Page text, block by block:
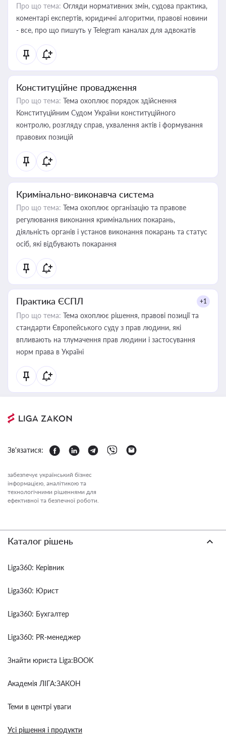
Про що тема: Огляди нормативних змін, судова практика,
коментарі експертів, юридичні алгоритми, правові новини
- все, про що пишуть у Telegram каналах для адвокатів
Конституційне провадження
Про що тема: Тема охоплює порядок здійснення
Конституційним Судом України конституційного
контролю, розгляду справ, ухвалення актів і формування
правових позицій
Кримінально-виконавча система
Про що тема: Тема охоплює організацію та правове
регулювання виконання кримінальних покарань,
діяльність органів і установ виконання покарань та статус
осіб, які відбувають покарання
Практика ЄСПЛ +1
Про що тема: Тема охоплює рішення, правові позиції та
стандарти Європейського суду з прав людини, які
впливають на тлумачення прав людини і застосування
норм права в Україні
Зв'язатися:
забезпечує український бізнес
інформацією, аналітикою та
технологічними рішеннями для
ефективної та безпечної роботи.
Каталог рішень
Liga360: Керівник
Liga360: Юрист
Liga360: Бухгалтер
Liga360: PR-менеджер
Знайти юриста Liga:BOOK
Академія ЛІГА:ЗАКОН
Теми в центрі уваги
Усі рішення і продукти